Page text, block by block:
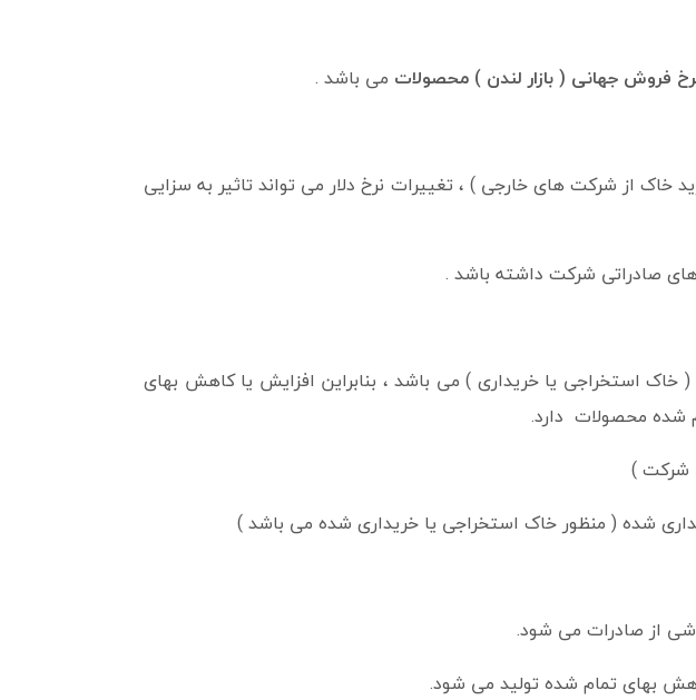
فروش جهانی ( بازار لندن ) محصولات می باشد .
خاک از شرکت های خارجی ) ، تغییرات نرخ دلار می تواند تاثیر به سزایی
های صادراتی شرکت داشته باشد .
استخراجی یا خریداری ) می باشد ، بنابراین افزایش یا کاهش بهای
شده محصولات دارد.
شرکت )
شده ( منظور خاک استخراجی یا خریداری شده می باشد )
از صادرات می شود.
بهای تمام شده تولید می شود.